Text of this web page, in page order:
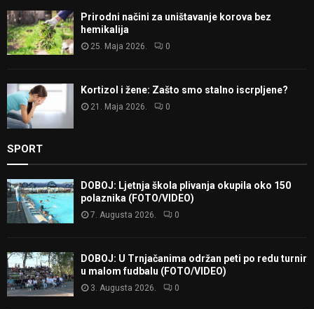
Prirodni načini za uništavanje korova bez
hemikalija
25. Maja 2026. 0
Kortizol i žene: Zašto smo stalno iscrpljene?
21. Maja 2026. 0
SPORT
DOBOJ: Ljetnja škola plivanja okupila oko 150
polaznika (FOTO/VIDEO)
7. Augusta 2026. 0
DOBOJ: U Trnjačanima održan peti po redu turnir
u malom fudbalu (FOTO/VIDEO)
3. Augusta 2026. 0